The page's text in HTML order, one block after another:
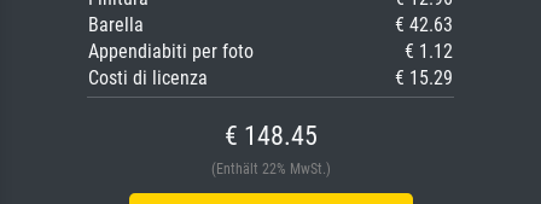
Barella
€ 42.63
Appendiabiti per foto
€ 1.12
Costi di licenza
€ 15.29
€ 148.45
(Enthält 22% MwSt.)